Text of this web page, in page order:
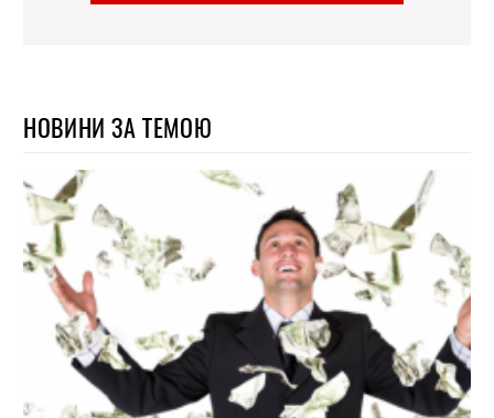
НОВИНИ ЗА ТЕМОЮ